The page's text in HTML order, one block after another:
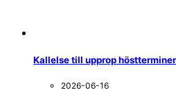
Kallelse till upprop
2026-06-16